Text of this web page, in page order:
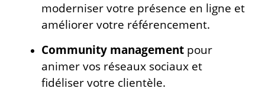
moderniser votre présence en ligne et
améliorer votre référencement.
Community management pour
animer vos réseaux sociaux et
fidéliser votre clientèle.